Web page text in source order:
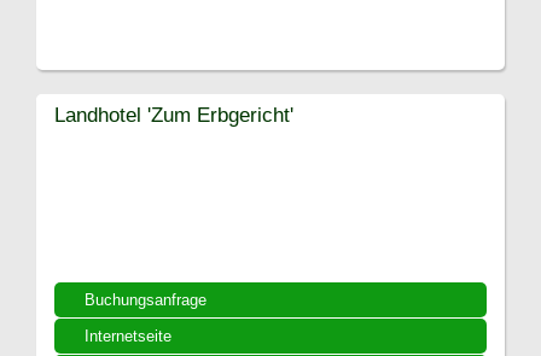
Buchungsanfrage
Internetseite
Landhotel 'Zum Erbgericht'